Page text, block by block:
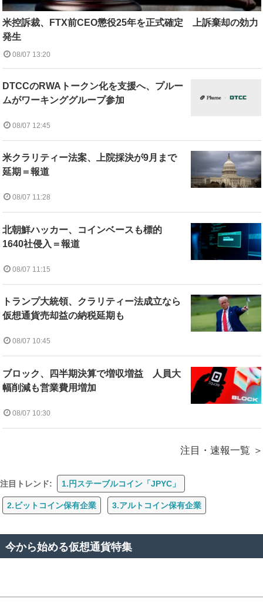
米控訴裁、FTX前CEO懲役25年を正式確定 上訴棄却の効力
発生
08/07 13:20
DTCCのRWAトークン化を支援へ、プルー
ムがワーキンググループ参加
08/07 12:45
米クラリティー法案、上院採決が9月まで
延期＝報道
08/07 11:28
北朝鮮ハッカー、コインベースも標的
1640社侵入＝報道
08/07 11:15
トランプ大統領、クラリティー法成立なら
仮想通貨売却益の納税延期も
08/07 10:45
ブロック、四半期決算で増収増益 人員大
幅削減も営業費用増加
08/07 10:30
注目・速報一覧
注目トレンド: 1.円ステーブルコイン「JPYC」
2.ビットコイン保有企業 3.アルトコイン保有企業
今から始める仮想通貨特集